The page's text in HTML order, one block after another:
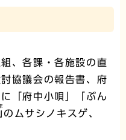
、各課・各施設の直
協議会の報告書、府
「府中小唄」「ぶん
のムサシノキスゲ、